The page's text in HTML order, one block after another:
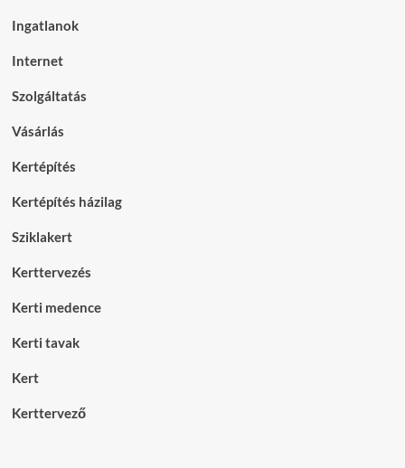
Ingatlanok
Internet
Szolgáltatás
Vásárlás
Kertépítés
Kertépítés házilag
Sziklakert
Kerttervezés
Kerti medence
Kerti tavak
Kert
Kerttervező